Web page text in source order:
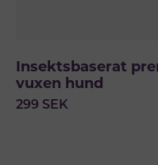
Insektsbaserat
vuxen hund
299 SEK